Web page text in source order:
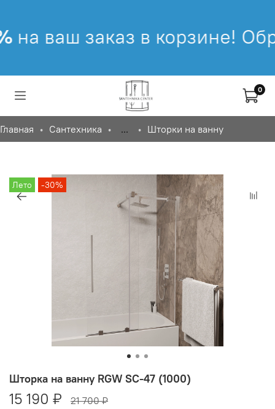
ваш заказ в корзине!
0
Главная Сантехника ... Шторки на ванну
Лето -30%
Шторка на ванну RGW SC-47 (1000)
15 190 ₽ 21 700 ₽